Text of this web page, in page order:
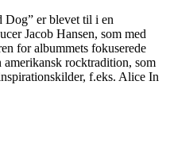
Dog” er blevet til i en
Jacob Hansen, som med
for albummets fokuserede
rocktradition, som
f.eks. Alice In